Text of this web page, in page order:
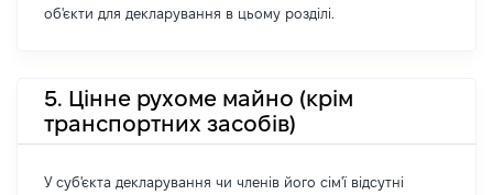
об'єкти для декларування в цьому розділі.
5. Цінне рухоме майно (крім
транспортних засобів)
У суб'єкта декларування чи членів його сім'ї відсутні